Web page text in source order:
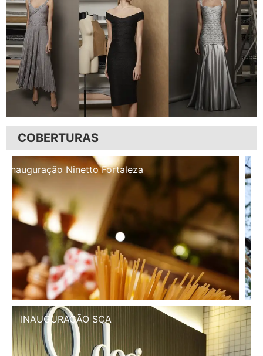
COBERTURAS
Inauguração Illa Café
INAUGURAÇÃO SCA